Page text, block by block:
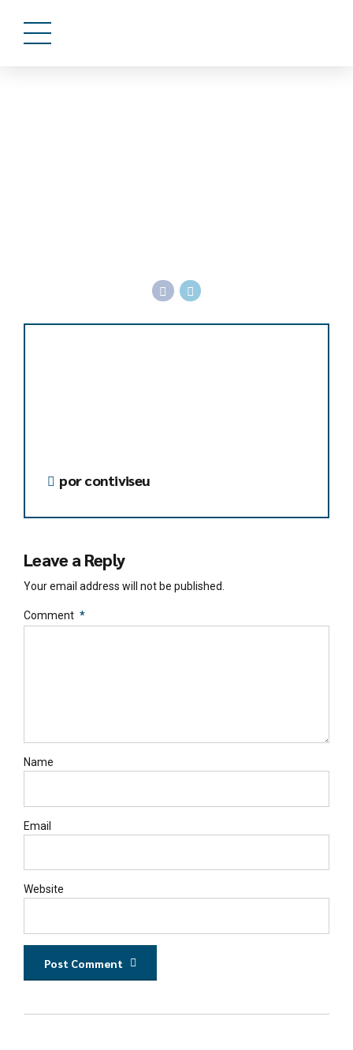
por contiviseu
Leave a Reply
Your email address will not be published.
Comment *
Name
Email
Website
Post Comment